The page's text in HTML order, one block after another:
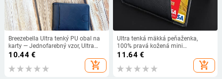
Breezebella Ultra tenký PU obal na
karty — Jednofarebný vzor, Ultra
ľahký, Rozšíriteľný, Polyesterová
10.44€
add_shopping_cart
Ultra tenká mäkká peňaženka,
100% pravá kožená mini
peňaženka s držiakom na kreditné
karty, viacnásobná RFID tenká malá
peňaženka s držiakom na karty pre
11.64€
add_shopping_cart